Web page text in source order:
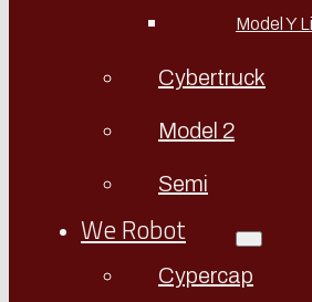
Model Y
Cybertruck
Model 2
Semi
We Robot
Cypercap